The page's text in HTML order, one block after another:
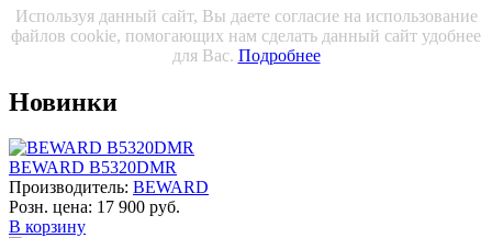
Используя данный сайт, Вы даете согласие на использование
файлов cookie, помогающих нам сделать данный сайт удобнее
для Вас. Подробнее
Новинки
BEWARD B5320DMR
Производитель: BEWARD
Розн. цена: 17 900 руб.
В корзину